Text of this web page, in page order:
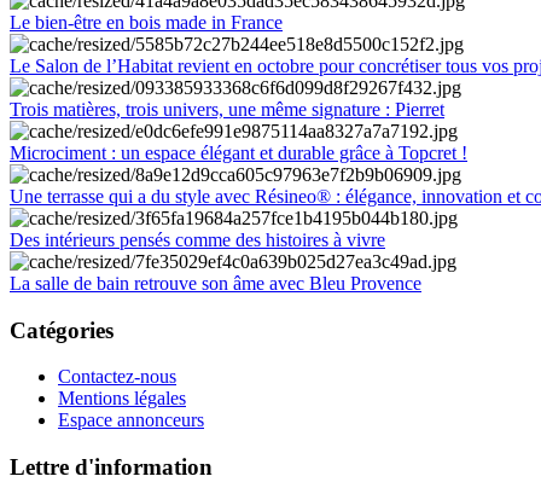
Le bien-être en bois made in France
Le Salon de l’Habitat revient en octobre pour concrétiser tous vos
Trois matières, trois univers, une même signature : Pierret
Microciment : un espace élégant et durable grâce à Topcret !
Une terrasse qui a du style avec Résineo® : élégance, innovation et
Des intérieurs pensés comme des histoires à vivre
La salle de bain retrouve son âme avec Bleu Provence
Catégories
Contactez-nous
Mentions légales
Espace annonceurs
Lettre d'information